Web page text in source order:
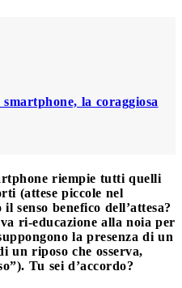
la coraggiosa
riempie tutti quelli
(attese piccole nel
senso benefico dell’attesa?
ri-educazione alla noia per
la presenza di un
un riposo che osserva,
Tu sei d’accordo?